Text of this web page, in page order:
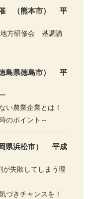
（熊本市） 平
地方研修会 基調講
島県徳島市） 平
い農業企業とは！
のポイント～
県浜松市） 平成
が失敗してしまう理
づきチャンスを！